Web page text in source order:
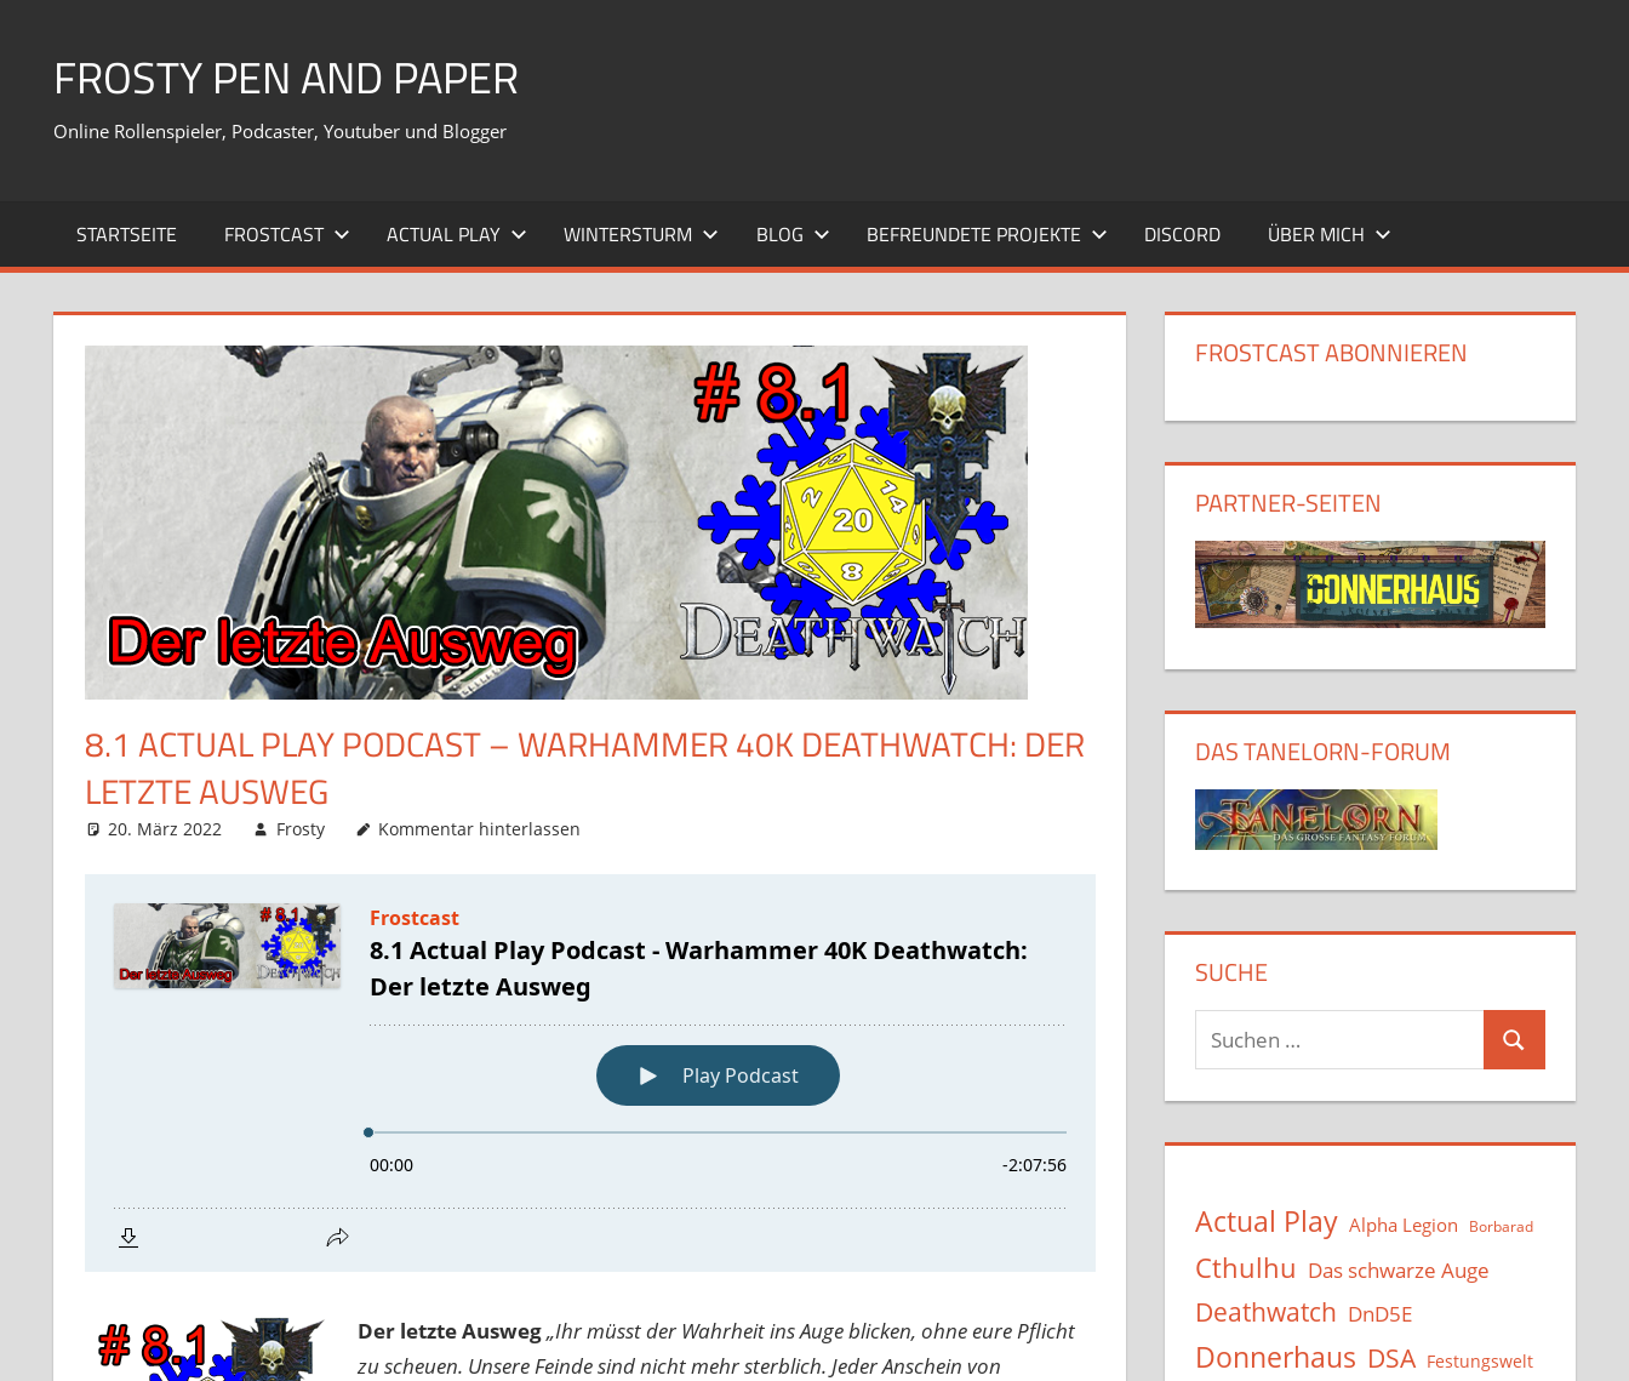
springenFROSTY PEN AND PAPER
Online Rollenspieler, Podcaster, Youtuber und Blogger
STARTSEITE FROSTCAST ACTUAL PLAY WINTERSTURM BLOG BEFREUNDETE PROJEKTE DISCORD ÜBER MICH
8.1 ACTUAL PLAY PODCAST – WARHAMMER 40K DEATHWATCH: DER
LETZTE AUSWEG
20. März 2022 Frosty Kommentar hinterlassen
Der letzte Ausweg„Ihr müsst der Wahrheit ins Auge blicken, ohne eure Pflicht
zu scheuen. Unsere Feinde sind nicht mehr sterblich. Jeder Anschein von
FROSTCAST ABONNIEREN
PARTNER-SEITEN
DAS TANELORN-FORUM
SUCHE
Suchen
nach:
Suchen
Actual Play Alpha Legion Borbarad
Cthulhu Das schwarze Auge
Deathwatch DnD5E
Donnerhaus DSA Festungswelt